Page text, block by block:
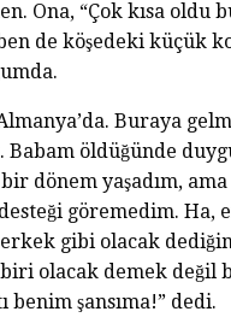
Ona, “Çok kısa oldu
de köşedeki küçük
Buraya
Babam öldüğünde
bir dönem yaşadım,
göremedim. Ha,
gibi olacak
olacak demek değil
benim şansıma!” dedi.